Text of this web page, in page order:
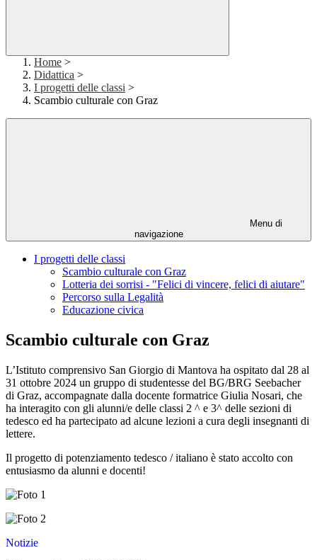
Home >
Didattica >
I progetti delle classi >
Scambio culturale con Graz
Menu di
navigazione
I progetti delle classi
Scambio culturale con Graz
Lotteria dei sorrisi - "Felici di vincere, felici di aiutare"
Percorso sulla Legalità
Educazione civica
Scambio culturale con Graz
L’Istituto comprensivo San Giorgio di Mantova ha ospitato dal 28 al
31 ottobre 2024 un gruppo di studentesse del BG/BRG Seebacher
di Graz, accompagnate dalla docente formatrice Giulia Nosari, che
ha interagito con gli alunni/e delle classi 2 ^ e 3^ delle sezioni di
tedesco ed ha partecipato ad alcune lezioni a cura degli insegnanti di
lettere.
Il progetto di potenziamento tedesco / italiano è stato accolto con
entusiasmo da alunni e docenti!
Notizie